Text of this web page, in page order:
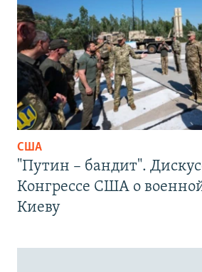
США
"Путин – бандит".
Конгрессе США о
Киеву